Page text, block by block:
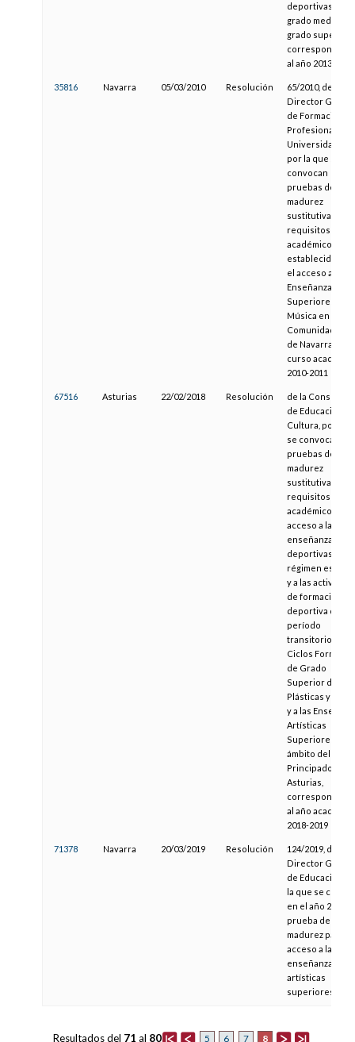
deportivas de
grado medio y
grado superior
al año 2013
35816 Navarra 05/03/2010 Resolución
65/2010, del
Director
de Formación
Profesional y
Universidades,
por la que se
convocan
pruebas de
madurez
sustitutivas de
requisitos
académicos
establecidos
el acceso a las
Enseñanzas
Superiores de
Música en la
Comunidad
de Navarra para
curso
2010-2011
67516 Asturias 22/02/2018 Resolución
de la Consejería
de Educación y
Cultura, por la
se convocan las
pruebas de
madurez
sustitutivas de
requisitos
académicos de
acceso a las
enseñanzas
deportivas de
régimen
y a las
de formación
deportiva del
período
transitorio, a
Ciclos
de Grado
Superior de
Plásticas y
y a las
Artísticas
Superiores en
ámbito del
Principado de
Asturias,
al año
2018-2019
71378 Navarra 20/03/2019 Resolución
124/2019, del
Director
de Educación,
la que se
en el año 2019 la
prueba de
madurez para el
acceso a las
enseñanzas
artísticas
superiores
5 6 7 8
Resultados del 71 al 80